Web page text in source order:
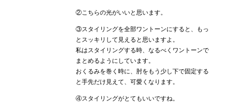
②こちらの光がいいと思います。
③スタイリングを全部ワントーンにすると、もっ
とスッキリして見えると思いますよ。
私はスタイリングする時、なるべくワントーンで
まとめるようにしています。
おくるみを巻く時に、肘をもう少し下で固定する
と手先だけ見えて、可愛くなります。
④スタイリングがとてもいいですね。